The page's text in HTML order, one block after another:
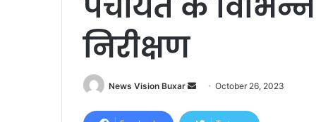
निरीक्षण
News Vision Buxar
n
October 26, 2023